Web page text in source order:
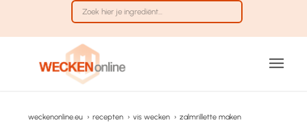
weckenonline.eu › recepten › vis wecken › zalmrillette maken